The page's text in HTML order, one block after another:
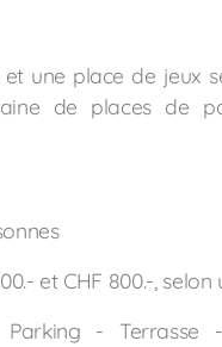
et une place de jeux
de places de
et CHF 800.-, selon
Parking - Terrasse